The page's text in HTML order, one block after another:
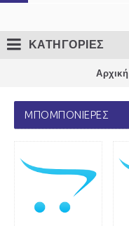
ΚΑΤΗΓΟΡΙΕΣ
Αρχική
ΜΠΟΜΠΟΝΙΕΡΕΣ